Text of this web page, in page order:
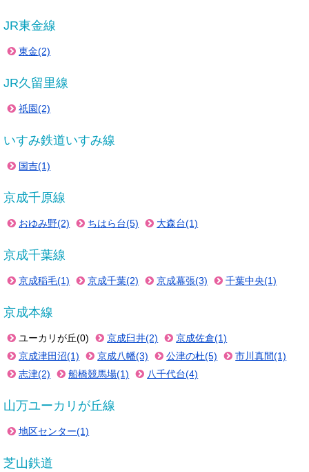
JR東金線
東金(2)
JR久留里線
祇園(2)
いすみ鉄道いすみ線
国吉(1)
京成千原線
おゆみ野(2) ちはら台(5) 大森台(1)
京成千葉線
京成稲毛(1) 京成千葉(2) 京成幕張(3) 千葉中央(1)
京成本線
ユーカリが丘(0) 京成臼井(2)
京成佐倉(1)
京成津田沼(1)
京成八幡(3) 公津の杜(5)
市川真間(1)
志津(2)
船橋競馬場(1) 八千代台(4)
山万ユーカリが丘線
地区センター(1)
芝山鉄道